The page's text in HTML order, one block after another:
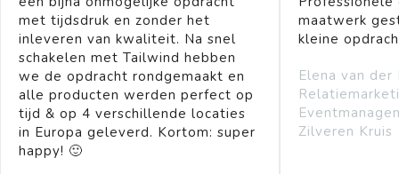
met tijdsdruk en zonder het
inleveren van kwaliteit. Na snel
schakelen met Tailwind hebben
we de opdracht rondgemaakt en
alle producten werden perfect op
tijd & op 4 verschillende locaties
in Europa geleverd. Kortom: super
happy! 🙂
maatwerk
kleine
Elena van der
Zilveren Kruis